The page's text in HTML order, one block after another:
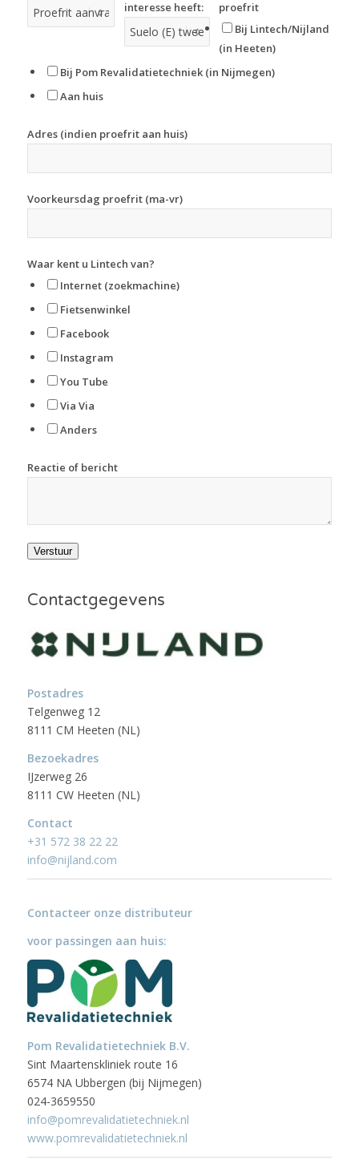
interesse heeft:
proefrit
Bij Lintech/Nijland
(in Heeten)
Bij Pom Revalidatietechniek (in Nijmegen)
Aan huis
Adres (indien proefrit aan huis)
Voorkeursdag proefrit (ma-vr)
Waar kent u Lintech van?
Internet (zoekmachine)
Fietsenwinkel
Facebook
Instagram
You Tube
Via Via
Anders
Reactie of bericht
Verstuur
Contactgegevens
Postadres
Telgenweg 12
8111 CM Heeten (NL)
Bezoekadres
IJzerweg 26
8111 CW Heeten (NL)
Contact
+31 572 38 22 22
info@nijland.com
Contacteer onze distributeur
voor passingen aan huis:
Pom Revalidatietechniek B.V.
Sint Maartenskliniek route 16
6574 NA Ubbergen (bij Nijmegen)
024-3659550
info@pomrevalidatietechniek.nl
www.pomrevalidatietechniek.nl